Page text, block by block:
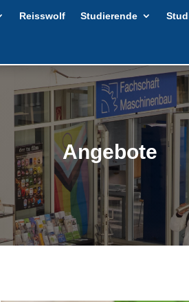
Reisswolf Studierende
Angebote